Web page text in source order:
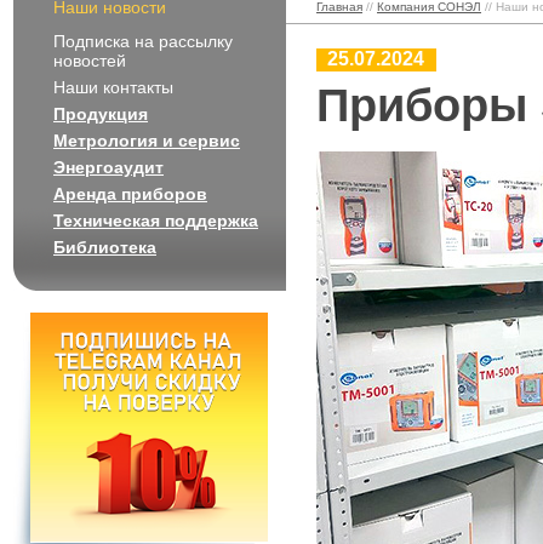
Наши новости
Подписка на рассылку
новостей
Наши контакты
Продукция
Метрология и сервис
Энергоаудит
Аренда приборов
Техническая поддержка
Библиотека
Главная // Компания СОНЭЛ // Наши
25.07.2024
Приборы